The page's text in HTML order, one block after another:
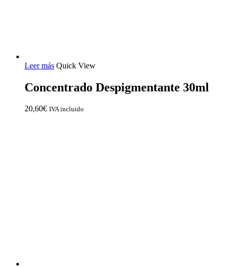
Leer más Quick View
Concentrado Despigmentante 30ml
20,60€ IVA incluido